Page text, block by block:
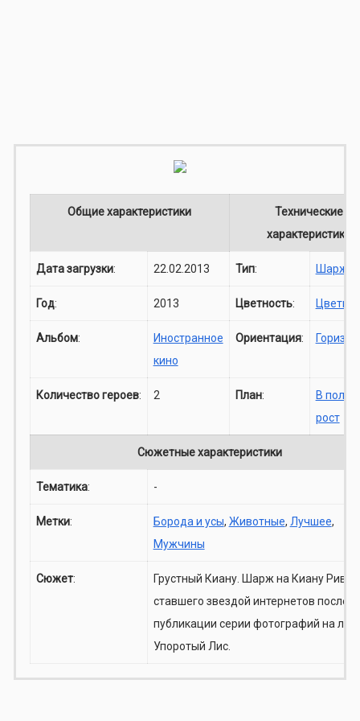
Общие характеристики
Технические
характеристики
Дата загрузки: 22.02.2013 Тип: Шарж
Год: 2013 Цветность:
Альбом:
Иностранное
кино
Ориентация:
Количество героев: 2 План:
В
рост
Сюжетные характеристики
Тематика: -
Метки: Борода и усы, Животные, Лучшее,
Мужчины
Сюжет:
Грустный Киану. Шарж на Киану Ривза,
ставшего звездой интернетов после
публикации серии фотографий на
Упоротый Лис.